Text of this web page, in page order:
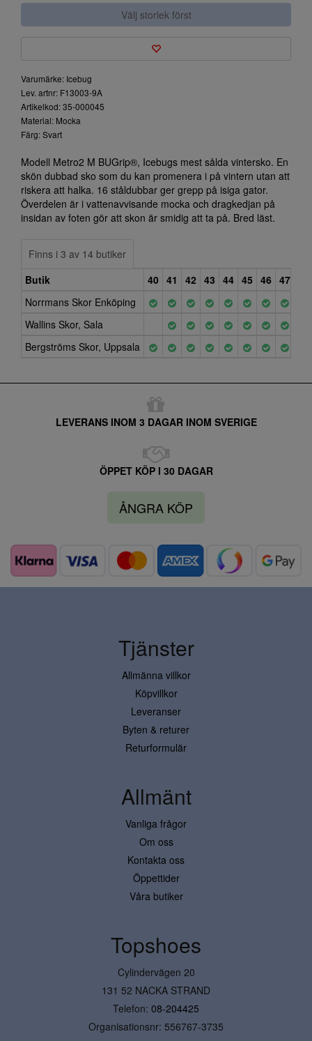
Välj storlek först
Varumärke: Icebug
Lev. artnr: F13003-9A
Artikelkod: 35-000045
Material: Mocka
Färg: Svart
Modell Metro2 M BUGrip®, Icebugs mest sålda vintersko. En
skön dubbad sko som du kan promenera i på vintern utan att
riskera att halka. 16 ståldubbar ger grepp på isiga gator.
Överdelen är i vattenavvisande mocka och dragkedjan på
insidan av foten gör att skon är smidig att ta på. Bred läst.
Finns i 3 av 14 butiker
Butik
40 41 42 43 44 45 46 47
Norrmans Skor Enköping
Wallins Skor, Sala
Bergströms Skor, Uppsala
LEVERANS INOM 3 DAGAR INOM SVERIGE
ÖPPET KÖP I 30 DAGAR
ÅNGRA KÖP
Tjänster
Allmänna villkor
Köpvillkor
Leveranser
Byten & returer
Returformulär
Allmänt
Vanliga frågor
Om oss
Kontakta oss
Öppettider
Våra butiker
Topshoes
Cylindervägen 20
131 52 NACKA STRAND
Telefon: 08-204425
Organisationsnr: 556767-3735